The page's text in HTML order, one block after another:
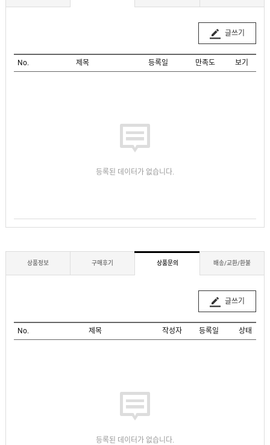
글쓰기
No. 제목 등록일 만족도 보기
등록된 데이터가 없습니다.
상품정보 구매후기 상품문의 배송/교환/환불
글쓰기
No. 제목 작성자 등록일 상태
등록된 데이터가 없습니다.